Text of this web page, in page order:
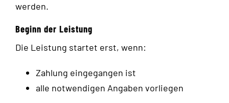
werden.
Beginn der Leistung
Die Leistung startet erst, wenn:
Zahlung eingegangen ist
alle notwendigen Angaben vorliegen